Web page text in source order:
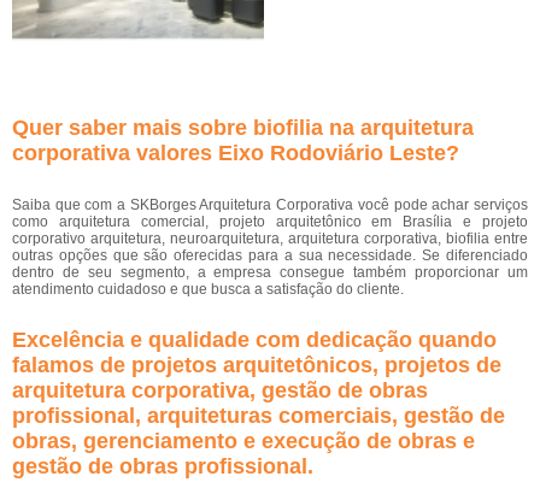
Quer saber mais sobre biofilia na arquitetura
corporativa valores Eixo Rodoviário Leste?
Saiba que com a SKBorges Arquitetura Corporativa você pode achar serviços
como arquitetura comercial, projeto arquitetônico em Brasília e projeto
corporativo arquitetura, neuroarquitetura, arquitetura corporativa, biofilia entre
outras opções que são oferecidas para a sua necessidade. Se diferenciado
dentro de seu segmento, a empresa consegue também proporcionar um
atendimento cuidadoso e que busca a satisfação do cliente.
Excelência e qualidade com dedicação quando
falamos de projetos arquitetônicos, projetos de
arquitetura corporativa, gestão de obras
profissional, arquiteturas comerciais, gestão de
obras, gerenciamento e execução de obras e
gestão de obras profissional.